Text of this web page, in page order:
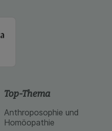
Top-Thema
Anthroposophie und
Homöopathie